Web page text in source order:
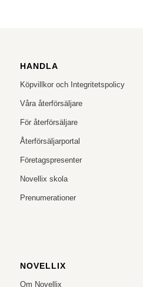
HANDLA
Köpvillkor och Integritetspolicy
Våra återförsäljare
För återförsäljare
Återförsäljarportal
Företagspresenter
Novellix skola
Prenumerationer
NOVELLIX
Om Novellix